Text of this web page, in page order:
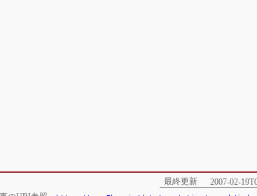
最終更新
2007-02-